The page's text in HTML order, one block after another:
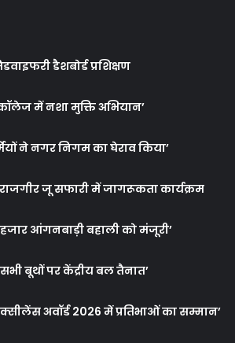
डैशबोर्ड प्रशिक्षण
में नशा मुक्ति अभियान’
ने नगर निगम का घेराव किया’
राजगीर जू सफारी में जागरूकता कार्यक्रम
आंगनबाड़ी बहाली को मंजूरी’
बूथों पर केंद्रीय बल तैनात’
अवॉर्ड 2026 में प्रतिभाओं का सम्मान’